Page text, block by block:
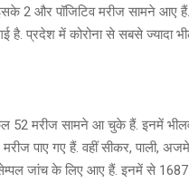
2 और पॉजिटिव मरीज सामने आए
है. प्रदेश में कोरोना से सबसे ज्यादा
52 मरीज सामने आ चुके हैं. इनमें
पाए गए हैं. वहीं सीकर, पाली,
जांच के लिए आए हैं. इनमें से 1687